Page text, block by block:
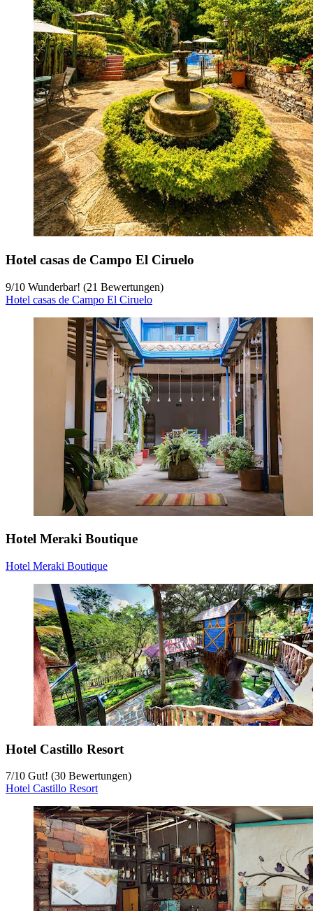
Hotel casas de Campo El Ciruelo
9/10 Wunderbar! (21 Bewertungen)
Hotel casas de Campo El Ciruelo
Hotel Meraki Boutique
Hotel Meraki Boutique
Hotel Castillo Resort
7/10 Gut! (30 Bewertungen)
Hotel Castillo Resort